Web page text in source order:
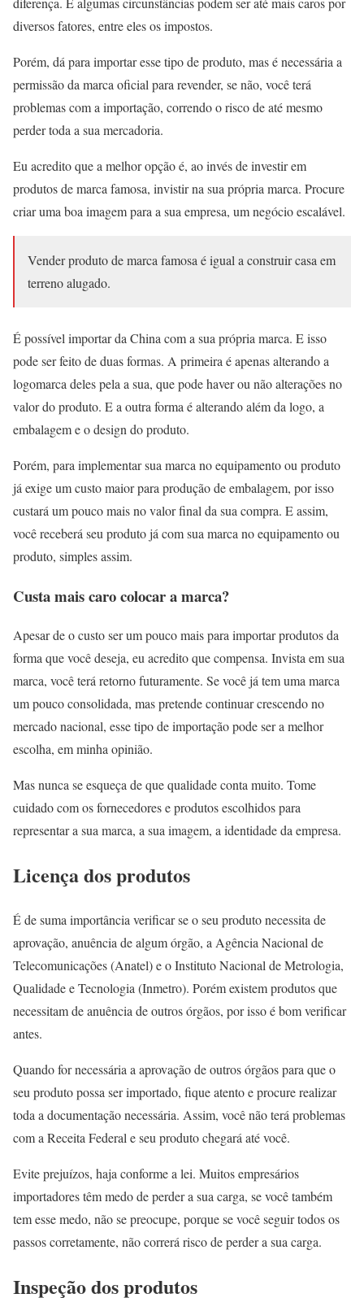
diversos fatores, entre eles os impostos.
Porém, dá para importar esse tipo de produto, mas é necessária a
permissão da marca oficial para revender, se não, você terá
problemas com a importação, correndo o risco de até mesmo
perder toda a sua mercadoria.
Eu acredito que a melhor opção é, ao invés de investir em
produtos de marca famosa, invistir na sua própria marca. Procure
criar uma boa imagem para a sua empresa, um negócio escalável.
Vender produto de marca famosa é igual a construir casa em
terreno alugado.
É possível importar da China com a sua própria marca. E isso
pode ser feito de duas formas. A primeira é apenas alterando a
logomarca deles pela a sua, que pode haver ou não alterações no
valor do produto. E a outra forma é alterando além da logo, a
embalagem e o design do produto.
Porém, para implementar sua marca no equipamento ou produto
já exige um custo maior para produção de embalagem, por isso
custará um pouco mais no valor final da sua compra. E assim,
você receberá seu produto já com sua marca no equipamento ou
produto, simples assim.
Custa mais caro colocar a marca?
Apesar de o custo ser um pouco mais para importar produtos da
forma que você deseja, eu acredito que compensa. Invista em sua
marca, você terá retorno futuramente. Se você já tem uma marca
um pouco consolidada, mas pretende continuar crescendo no
mercado nacional, esse tipo de importação pode ser a melhor
escolha, em minha opinião.
Mas nunca se esqueça de que qualidade conta muito. Tome
cuidado com os fornecedores e produtos escolhidos para
representar a sua marca, a sua imagem, a identidade da empresa.
Licença dos produtos
É de suma importância verificar se o seu produto necessita de
aprovação, anuência de algum órgão, a Agência Nacional de
Telecomunicações (Anatel) e o Instituto Nacional de Metrologia,
Qualidade e Tecnologia (Inmetro). Porém existem produtos que
necessitam de anuência de outros órgãos, por isso é bom verificar
antes.
Quando for necessária a aprovação de outros órgãos para que o
seu produto possa ser importado, fique atento e procure realizar
toda a documentação necessária. Assim, você não terá problemas
com a Receita Federal e seu produto chegará até você.
Evite prejuízos, haja conforme a lei. Muitos empresários
importadores têm medo de perder a sua carga, se você também
tem esse medo, não se preocupe, porque se você seguir todos os
passos corretamente, não correrá risco de perder a sua carga.
Inspeção dos produtos